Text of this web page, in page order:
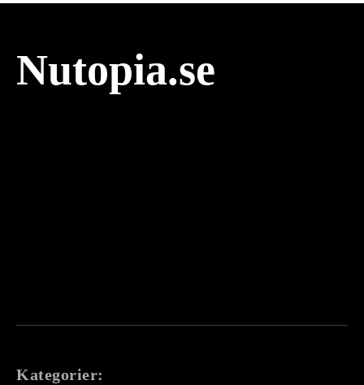
Nutopia.se
Kategorier: